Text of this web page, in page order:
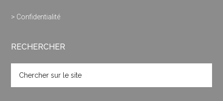
> Confidentialité
RECHERCHER